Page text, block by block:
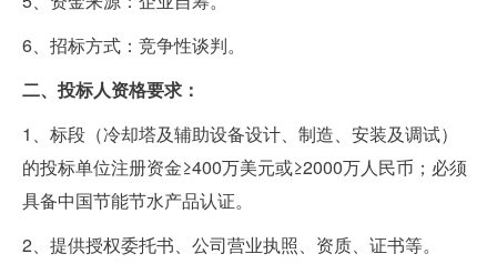
6、招标方式：竞争性谈判。
二、投标人资格要求：
1、标段（冷却塔及辅助设备设计、制造、安装及调试）
的投标单位注册资金≥400万美元或≥2000万人民币 ； 必须
具备中国节能节水产品认证。
2、提供授权委托书、公司营业执照、资质、证书等。